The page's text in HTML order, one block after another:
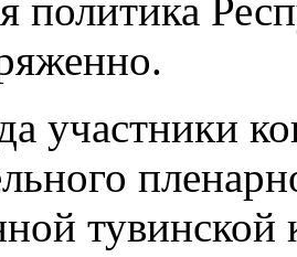
политика
участники
тувинской